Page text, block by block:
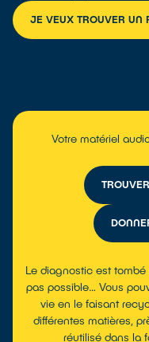
JE VEUX TROUVER UN
Votre matériel
Le diagnostic est tombé
pas possible… Vous
vie en le faisant
différentes matières,
réutilisé dans la